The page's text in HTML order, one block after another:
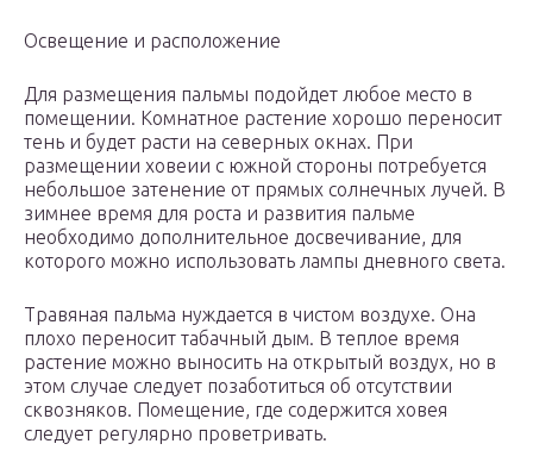
Освещение и расположение
Для размещения пальмы подойдет любое место в
помещении. Комнатное растение хорошо переносит
тень и будет расти на северных окнах. При
размещении ховеии с южной стороны потребуется
небольшое затенение от прямых солнечных лучей. В
зимнее время для роста и развития пальме
необходимо дополнительное досвечивание, для
которого можно использовать лампы дневного света.
Травяная пальма нуждается в чистом воздухе. Она
плохо переносит табачный дым. В теплое время
растение можно выносить на открытый воздух, но в
этом случае следует позаботиться об отсутствии
сквозняков. Помещение, где содержится ховея
следует регулярно проветривать.